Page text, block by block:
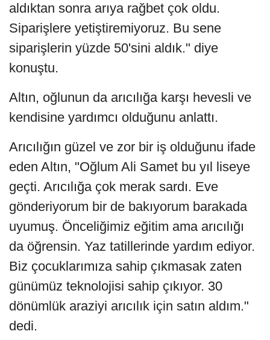
aldıktan sonra arıya rağbet çok oldu.
Siparişlere yetiştiremiyoruz. Bu sene
siparişlerin yüzde 50'sini aldık." diye
konuştu.
Altın, oğlunun da arıcılığa karşı hevesli ve
kendisine yardımcı olduğunu anlattı.
Arıcılığın güzel ve zor bir iş olduğunu ifade
eden Altın, "Oğlum Ali Samet bu yıl liseye
geçti. Arıcılığa çok merak sardı. Eve
gönderiyorum bir de bakıyorum barakada
uyumuş. Önceliğimiz eğitim ama arıcılığı
da öğrensin. Yaz tatillerinde yardım ediyor.
Biz çocuklarımıza sahip çıkmasak zaten
günümüz teknolojisi sahip çıkıyor. 30
dönümlük araziyi arıcılık için satın aldım."
dedi.